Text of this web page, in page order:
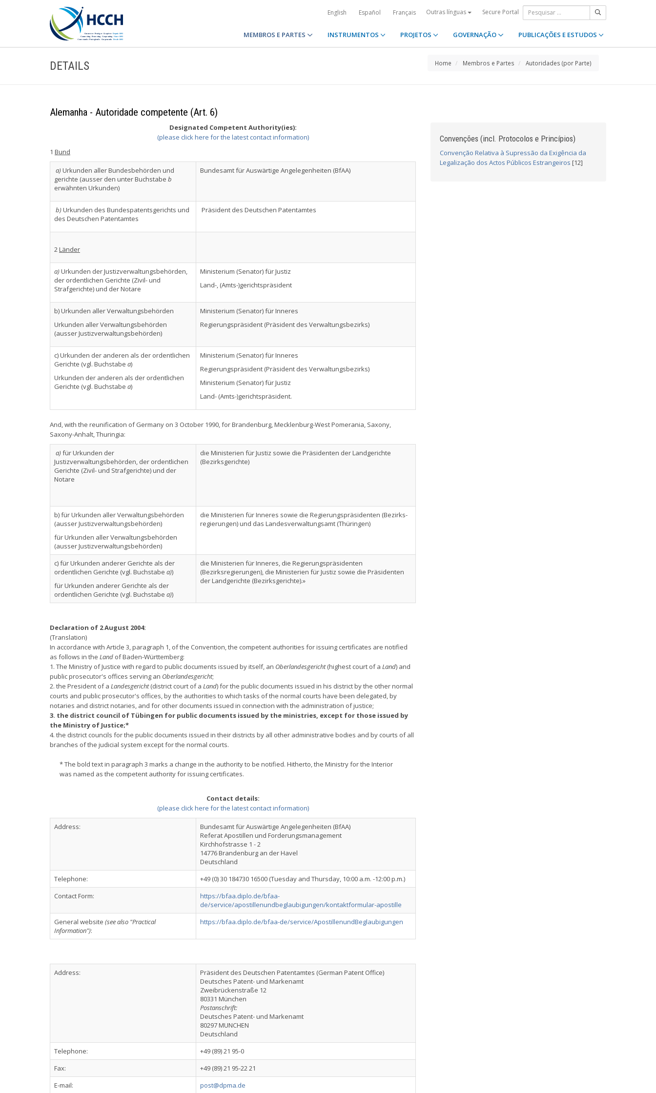
English Español Français Outras línguas Secure Portal
MEMBROS E PARTES INSTRUMENTOS PROJETOS GOVERNAÇÃO PUBLICAÇÕES E ESTUDOS
DETAILS Home Membros e Partes Autoridades (por Parte)
Alemanha - Autoridade competente (Art. 6)
Designated Competent Authority(ies):
(please click here for the latest contact information)
1 Bund
a)Urkunden aller Bundesbehörden und
gerichte (ausser den unter Buchstabe b
erwähnten Urkunden)
Bundesamt für Auswärtige Angelegenheiten (BfAA)
b)Urkunden des Bundespatentsgerichts und
des Deutschen Patentamtes
Präsident des Deutschen Patentamtes
2Länder
a)Urkunden der Justizverwaltungsbehörden,
der ordentlichen Gerichte (Zivil- und
Strafgerichte) und der Notare
Ministerium (Senator) für Justiz
Land-, (Amts-)gerichtspräsident
b) Urkunden aller Verwaltungsbehörden
Urkunden aller Verwaltungsbehörden
(ausser Justizverwaltungsbehörden)
Ministerium (Senator) für Inneres
Regierungspräsident (Präsident des Verwaltungsbezirks)
c) Urkunden der anderen als der ordentlichen
Gerichte (vgl. Buchstabe a)
Urkunden der anderen als der ordentlichen
Gerichte (vgl. Buchstabe a)
Ministerium (Senator) für Inneres
Regierungspräsident (Präsident des Verwaltungsbezirks)
Ministerium (Senator) für Justiz
Land- (Amts-)gerichtspräsident.
And, with the reunification of Germany on 3 October 1990, for Brandenburg, Mecklenburg-West Pomerania, Saxony,
Saxony-Anhalt, Thuringia:
a)für Urkunden der
Justizverwaltungsbehörden, der ordentlichen
Gerichte (Zivil- und Strafgerichte) und der
Notare
die Ministerien für Justiz sowie die Präsidenten der Landgerichte
(Bezirksgerichte)
b) für Urkunden aller Verwaltungsbehörden
(ausser Justizverwaltungsbehörden)
für Urkunden aller Verwaltungsbehörden
(ausser Justizverwaltungsbehörden)
die Ministerien für Inneres sowie die Regierungspräsidenten (Bezirks-
regierungen) und das Landesverwaltungsamt (Thüringen)
c) für Urkunden anderer Gerichte als der
ordentlichen Gerichte (vgl. Buchstabe a))
für Urkunden anderer Gerichte als der
ordentlichen Gerichte (vgl. Buchstabe a))
die Ministerien für Inneres, die Regierungspräsidenten
(Bezirksregierungen), die Ministerien für Justiz sowie die Präsidenten
der Landgerichte (Bezirksgerichte).»
Declaration of 2 August 2004:
(Translation)
In accordance with Article 3, paragraph 1, of the Convention, the competent authorities for issuing certificates are notified
as follows in the Land of Baden-Württemberg:
1. The Ministry of Justice with regard to public documents issued by itself, an Oberlandesgericht(highest court of a Land) and
public prosecutor's offices serving an Oberlandesgericht;
2. the President of a Landesgericht(district court of a Land) for the public documents issued in his district by the other normal
courts and public prosecutor's offices, by the authorities to which tasks of the normal courts have been delegated, by
notaries and district notaries, and for other documents issued in connection with the administration of justice;
3. the district council of Tübingen for public documents issued by the ministries, except for those issued by
the Ministry of Justice;*
4. the district councils for the public documents issued in their districts by all other administrative bodies and by courts of all
branches of the judicial system except for the normal courts.
* The bold text in paragraph 3 marks a change in the authority to be notified. Hitherto, the Ministry for the Interior
was named as the competent authority for issuing certificates.
Contact details:
(please click here for the latest contact information)
Address:
Bundesamt für Auswärtige Angelegenheiten (BfAA)
Referat Apostillen und Forderungsmanagement
Kirchhofstrasse 1 - 2
14776 Brandenburg an der Havel
Deutschland
Telephone:
+49 (0) 30 184730 16500 (Tuesday and Thursday, 10:00 a.m. -12:00 p.m.)
Contact Form:
https://bfaa.diplo.de/bfaa-
de/service/apostillenundbeglaubigungen/kontaktformular-apostille
General website (see also "Practical
Information"):
https://bfaa.diplo.de/bfaa-de/service/ApostillenundBeglaubigungen
Address:
Präsident des Deutschen Patentamtes (German Patent Office)
Deutsches Patent- und Markenamt
Zweibrückenstraße 12
80331 München
Postanschrift:
Deutsches Patent- und Markenamt
80297 MUNCHEN
Deutschland
Telephone:
+49 (89) 21 95-0
Fax:
+49 (89) 21 95-22 21
E-mail:
post@dpma.de
Convenções (incl. Protocolos e Princípios)
Convenção Relativa à Supressão da Exigência da
Legalização dos Actos Públicos Estrangeiros [12]